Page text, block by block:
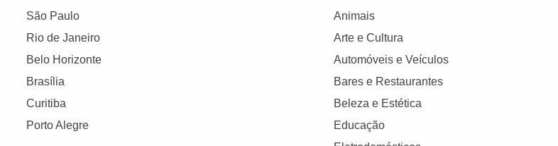
São Paulo
Rio de Janeiro
Belo Horizonte
Brasília
Curitiba
Porto Alegre
Animais
Arte e Cultura
Automóveis e Veículos
Bares e Restaurantes
Beleza e Estética
Educação